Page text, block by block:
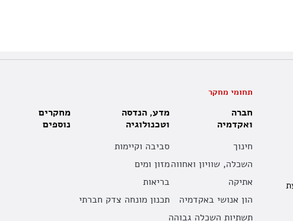
תחומי מחקר
חברה
ואקדמיה
חינוך
השכלה, שוויון ואחווה
אתיקה
הון אנושי באקדמיה
תשתיות השכלה גבוהה
מדע, הנדסה
וטכנולוגיה
סביבה וקיימות
מזון ומים
בריאות
תכנון מונחה צדק חברתי
מחקרים
נוספים